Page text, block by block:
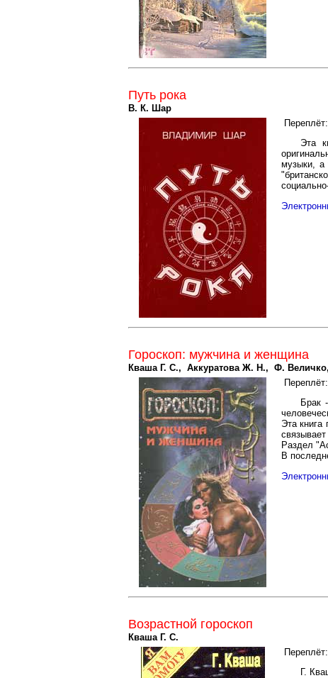
Путь рока
В. К. Шар
Переплёт:
Эта
музыки, а
Гороскоп: мужчина и женщина
Кваша Г. С., Аккуратова Ж. Н., Ф.
Переплёт:
Брак
Эта
Раздел
В
Возрастной гороскоп
Кваша Г. С.
Переплёт:
Г.